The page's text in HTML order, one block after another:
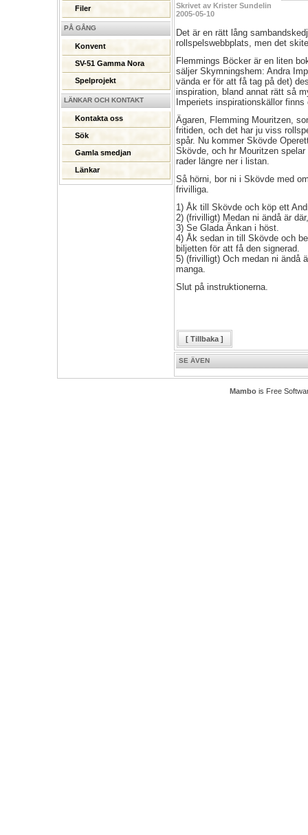
Filer
PÅ GÅNG
Konvent
SV-51 Gamma Nora
Spelprojekt
LÄNKAR OCH KONTAKT
Kontakta oss
Sök
Gamla smedjan
Länkar
Skrivet av Krister Sundelin
2005-05-10
Det är en rätt lång
rollspelswebbplats, men det
Flemmings Böcker är en liten
säljer Skymningshem: Andra
vända er för att få tag på det)
inspiration, bland annat rätt så
Imperiets inspirationskällor finns
Ägaren, Flemming Mouritzen,
fritiden, och det har ju viss
spår. Nu kommer Skövde
Skövde, och hr Mouritzen
rader längre ner i listan.
Så hörni, bor ni i Skövde med
frivilliga.
1) Åk till Skövde och köp ett
2) (frivilligt) Medan ni ändå är
3) Se Glada Änkan i höst.
4) Åk sedan in till Skövde och
biljetten för att få den signerad.
5) (frivilligt) Och medan ni ändå
manga.
Slut på instruktionerna.
[ Tillbaka ]
SE ÄVEN
Mambois Free